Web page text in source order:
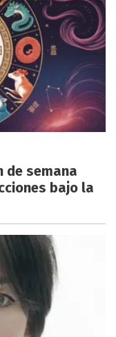
de semana
bajo la